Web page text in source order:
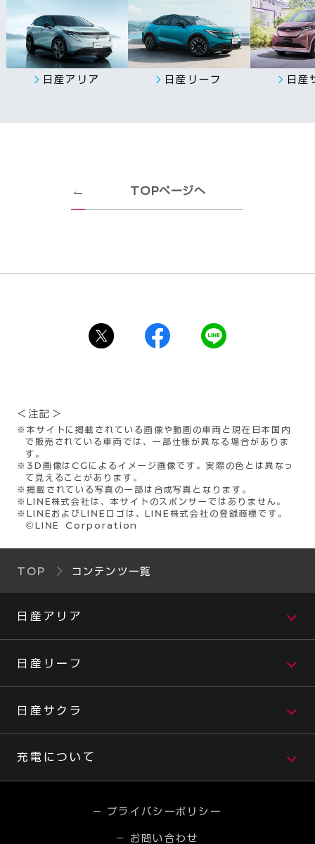
日産アリア 日産リーフ 日産
TOPページへ
＜注記＞
※本サイトに掲載されている画像や動画の車両と現在日本国内
で販売されている車両では、一部仕様が異なる場合がありま
す。
※3D画像はCGによるイメージ画像です。実際の色とは異なっ
て見えることがあります。
※掲載されている写真の一部は合成写真となります。
※LINE株式会社は、本サイトのスポンサーではありません。
※LINEおよびLINEロゴは、LINE株式会社の登録商標です。
©LINE Corporation
TOP コンテンツ一覧
日産アリア
日産リーフ
日産サクラ
充電について
プライバシーポリシー
お問い合わせ